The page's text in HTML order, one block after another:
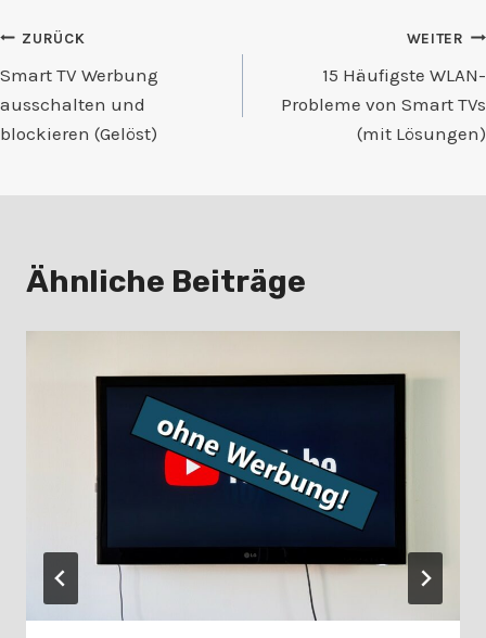
Beitragsnavigation
ZURÜCK
Smart TV Werbung
ausschalten und
blockieren (Gelöst)
WEITER
15 Häufigste WLAN-
Probleme von Smart TVs
(mit Lösungen)
Ähnliche Beiträge